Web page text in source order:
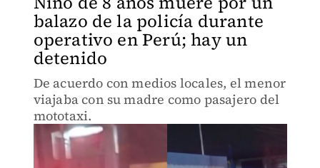
balazo de la policía durante
operativo en Perú; hay un
detenido
De acuerdo con medios locales, el menor
viajaba con su madre como pasajero del
mototaxi.